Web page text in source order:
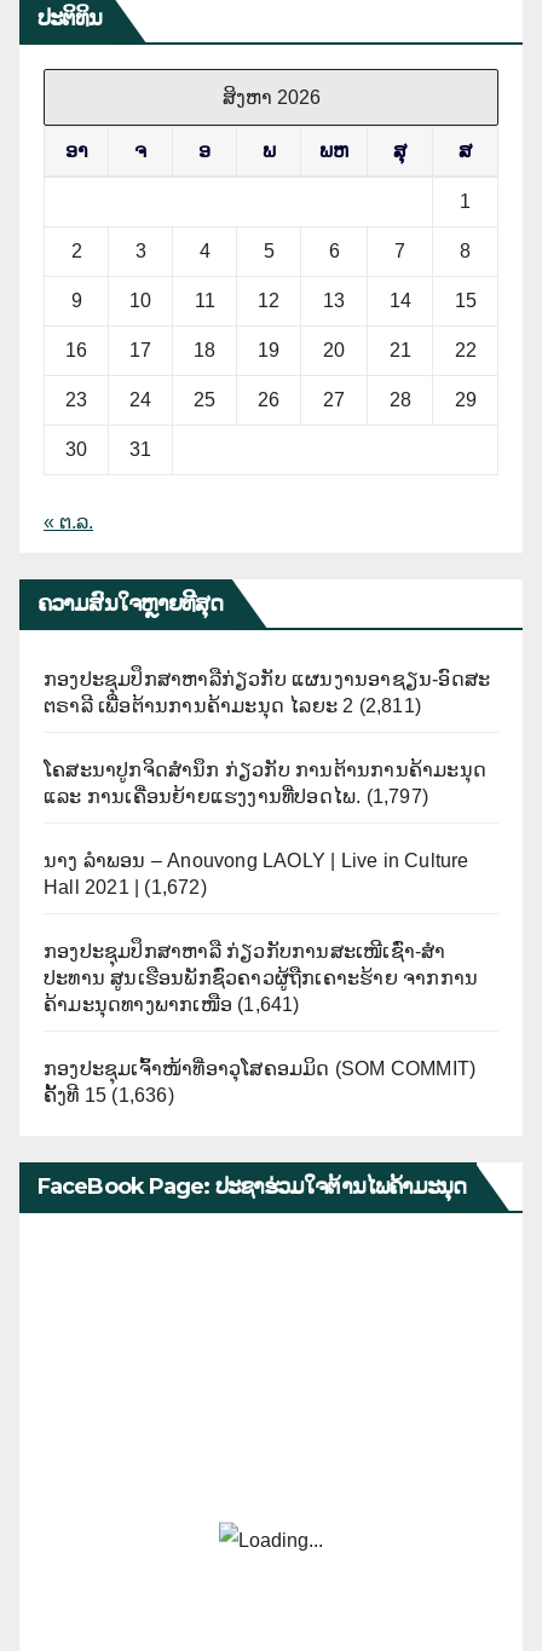
ປະຕິທິນ
ສິງຫາ 2026
ອາ ຈ ອ ພ ພຫ ສຸ ສ
1
2 3 4 5 6 7 8
9 10 11 12 13 14 15
16 17 18 19 20 21 22
23 24 25 26 27 28 29
30 31
« ຕ.ລ.
ຄວາມສົນໃຈຫຼາຍທີີສຸດ
ກອງປະຊຸມປຶກສາຫາລືກ່ຽວກັບ ແຜນງານອາຊຽນ-ອົດສະ
ຕຣາລີ ເພື່ອຕ້ານການຄ້າມະນຸດ ໄລຍະ 2 (2,811)
ໂຄສະນາປູກຈິດສຳນຶກ ກ່ຽວກັບ ການຕ້ານການຄ້າມະນຸດ
ແລະ ການເຄື່ອນຍ້າຍແຮງງານທີ່ປອດໄພ. (1,797)
ນາງ ລຳພອນ – Anouvong LAOLY | Live in Culture
Hall 2021 |
(1,672)
ກອງປະຊຸມປຶກສາຫາລື ກ່ຽວກັບການສະເໜີເຊົ່າ-ສໍາ
ປະທານ ສູນເຮືອນພັກຊົ່ວຄາວຜູ້ຖືກເຄາະຮ້າຍ ຈາກການ
ຄ້າມະນຸດທາງພາກເໜືອ (1,641)
ກອງປະຊຸມເຈົ້າໜ້າທີ່ອາວຸໂສຄອມມິດ (SOM COMMIT)
ຄັ້ງທີ 15 (1,636)
FaceBook Page: ປະຊາຮ່ວມໃຈຕ້ານໄພຄ້າມະນຸດ